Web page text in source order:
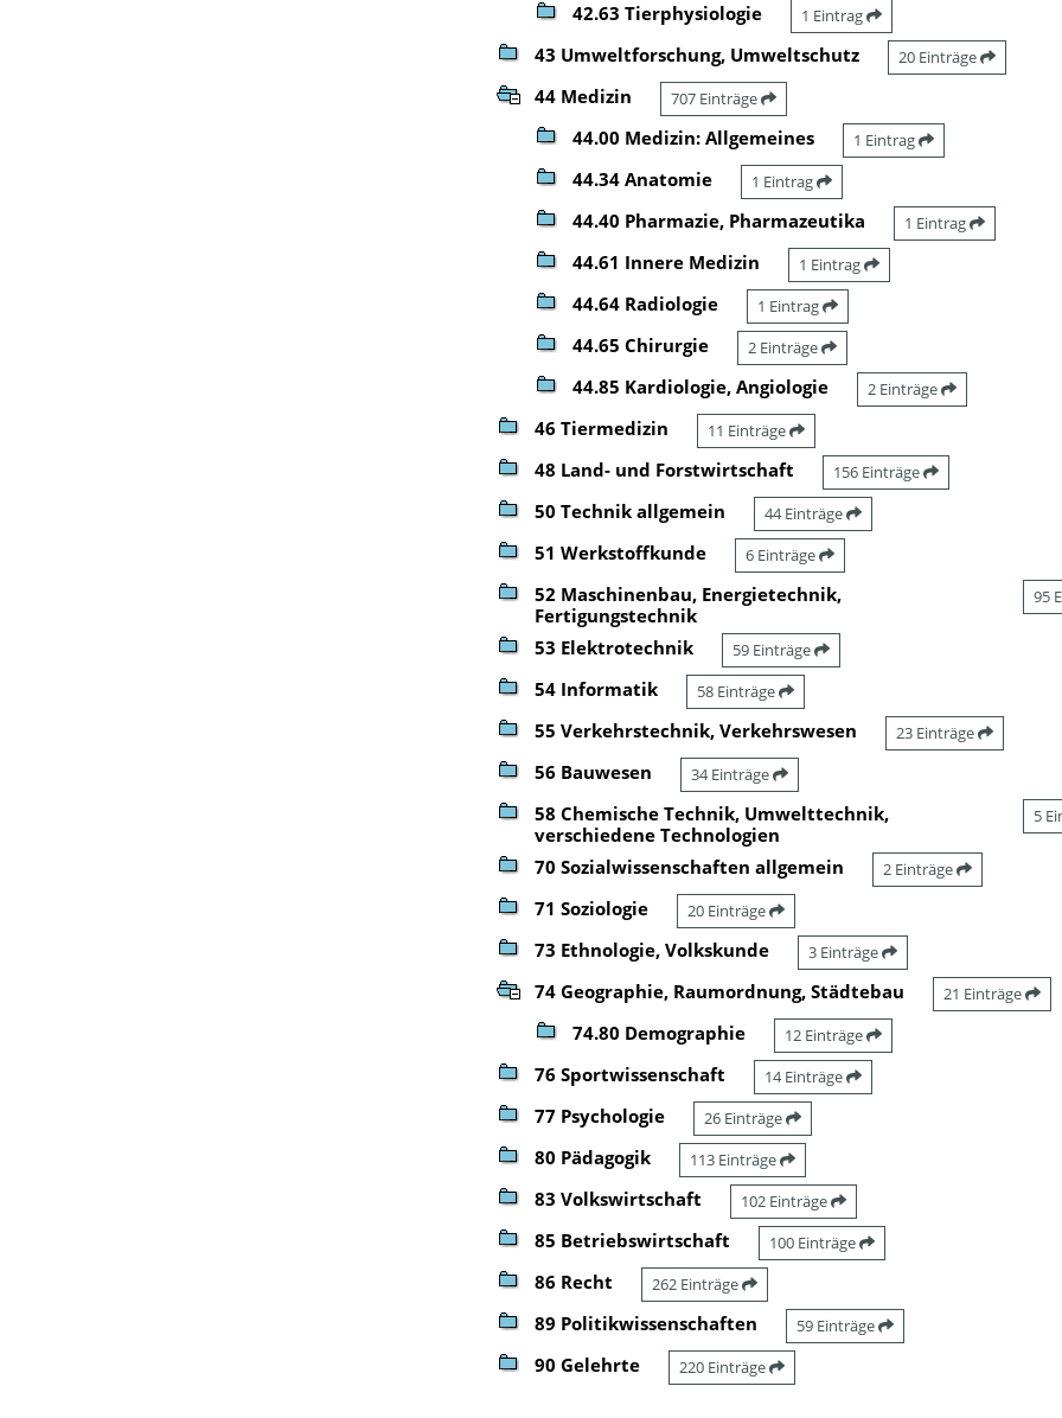
42.63 Tierphysiologie 1 Eintrag
43 Umweltforschung, Umweltschutz 20 Einträge
44 Medizin 707 Einträge
44.00 Medizin: Allgemeines 1 Eintrag
44.34 Anatomie 1 Eintrag
44.40 Pharmazie, Pharmazeutika 1 Eintrag
44.61 Innere Medizin 1 Eintrag
44.64 Radiologie 1 Eintrag
44.65 Chirurgie 2 Einträge
44.85 Kardiologie, Angiologie 2 Einträge
46 Tiermedizin 11 Einträge
48 Land- und Forstwirtschaft 156 Einträge
50 Technik allgemein 44 Einträge
51 Werkstoffkunde 6 Einträge
52 Maschinenbau, Energietechnik,
Fertigungstechnik
95
53 Elektrotechnik 59 Einträge
54 Informatik 58 Einträge
55 Verkehrstechnik, Verkehrswesen 23 Einträge
56 Bauwesen 34 Einträge
58 Chemische Technik, Umwelttechnik,
verschiedene Technologien
5
70 Sozialwissenschaften allgemein 2 Einträge
71 Soziologie 20 Einträge
73 Ethnologie, Volkskunde 3 Einträge
74 Geographie, Raumordnung, Städtebau 21 Einträge
74.80 Demographie 12 Einträge
76 Sportwissenschaft 14 Einträge
77 Psychologie 26 Einträge
80 Pädagogik 113 Einträge
83 Volkswirtschaft 102 Einträge
85 Betriebswirtschaft 100 Einträge
86 Recht 262 Einträge
89 Politikwissenschaften 59 Einträge
90 Gelehrte 220 Einträge